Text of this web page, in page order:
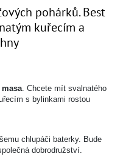
pohárků. Best
kuřecím a
. Chcete mít svalnatého
s bylinkami rostou
chlupáči baterky. Bude
dobrodružství.